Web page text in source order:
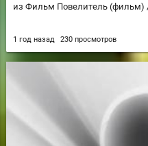
из Фильм Повелитель (фильм) /
1 год назад 230 просмотров